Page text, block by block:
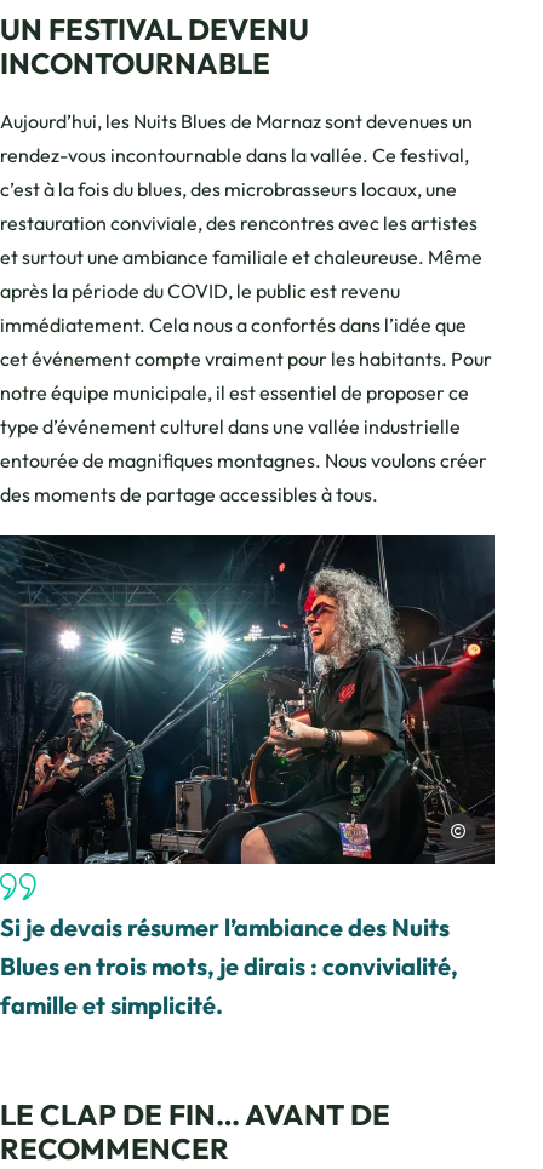
UN FESTIVAL DEVENU
INCONTOURNABLE
Aujourd’hui, les Nuits Blues de Marnaz sont devenues un
rendez-vous incontournable dans la vallée. Ce festival,
c’est à la fois du blues, des microbrasseurs locaux, une
restauration conviviale, des rencontres avec les artistes
et surtout une ambiance familiale et chaleureuse. Même
après la période du COVID, le public est revenu
immédiatement. Cela nous a confortés dans l’idée que
cet événement compte vraiment pour les habitants. Pour
notre équipe municipale, il est essentiel de proposer ce
type d’événement culturel dans une vallée industrielle
entourée de magnifiques montagnes. Nous voulons créer
des moments de partage accessibles à tous.
Duo de musique sur scène en pleine action, © Laurent Cousin
Laurent Cousin
Si je devais résumer l’ambiance des Nuits
Blues en trois mots, je dirais : convivialité,
famille et simplicité.
LE CLAP DE FIN… AVANT DE
RECOMMENCER